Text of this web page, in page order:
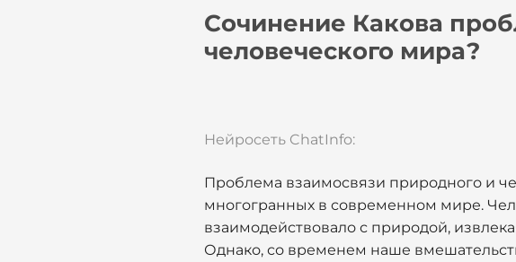
Сочинение Какова
человеческого мира?
Нейросеть ChatInfo:
Проблема взаимосвязи природного и
многогранных в современном мире.
взаимодействовало с природой,
Однако, со временем наше